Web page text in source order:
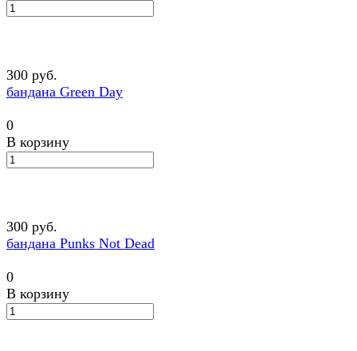
300 руб.
бандана Green Day
0
В корзину
300 руб.
бандана Punks Not Dead
0
В корзину